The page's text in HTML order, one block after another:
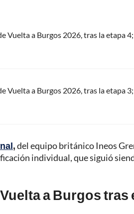
Vuelta a Burgos 2026, tras la etapa
Vuelta a Burgos 2026, tras la etapa
,del equipo británico Ineos
individual, que siguió
a Burgos tras